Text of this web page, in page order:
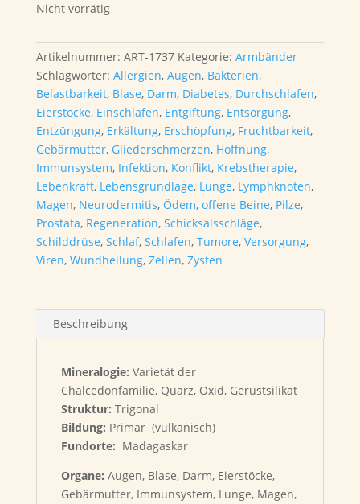
Nicht vorrätig
Artikelnummer: ART-1737 Kategorie: Armbänder
Schlagwörter: Allergien, Augen, Bakterien,
Belastbarkeit, Blase, Darm, Diabetes, Durchschlafen,
Eierstöcke, Einschlafen, Entgiftung, Entsorgung,
Entzüngung, Erkältung, Erschöpfung, Fruchtbarkeit,
Gebärmutter, Gliederschmerzen, Hoffnung,
Immunsystem, Infektion, Konflikt, Krebstherapie,
Lebenkraft, Lebensgrundlage, Lunge, Lymphknoten,
Magen, Neurodermitis, Ödem, offene Beine, Pilze,
Prostata, Regeneration, Schicksalsschläge,
Schilddrüse, Schlaf, Schlafen, Tumore, Versorgung,
Viren, Wundheilung, Zellen, Zysten
Beschreibung
Mineralogie: Varietät der
Chalcedonfamilie, Quarz, Oxid, Gerüstsilikat
Struktur: Trigonal
Bildung: Primär (vulkanisch)
Fundorte: Madagaskar
Organe: Augen, Blase, Darm, Eierstöcke,
Gebärmutter, Immunsystem, Lunge, Magen,